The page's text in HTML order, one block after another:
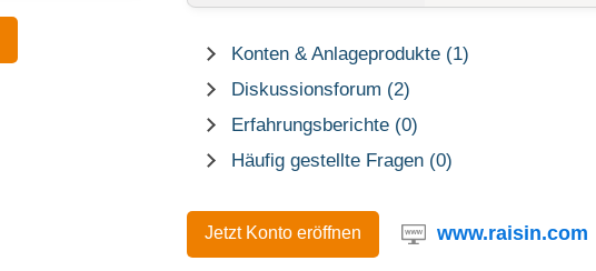
Konten & Anlageprodukte (1)
Diskussionsforum (2)
Erfahrungsberichte (0)
Häufig gestellte Fragen (0)
Jetzt Konto eröffnen www.raisin.com